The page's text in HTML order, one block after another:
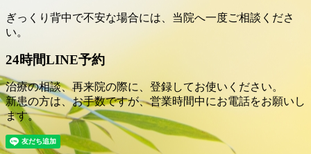
ぎっくり背中で不安な場合には、当院へ一度ご相談くださ
い。
24時間LINE予約
治療の相談、再来院の際に、登録してお使いください。
新患の方は、お手数ですが、営業時間中にお電話をお願いし
ます。